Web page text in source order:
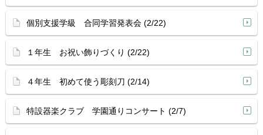
個別支援学級 合同学習発表会 (2/22)
１年生 お祝い飾りづくり (2/22)
４年生 初めて使う彫刻刀 (2/14)
特設器楽クラブ 学園通りコンサート (2/7)